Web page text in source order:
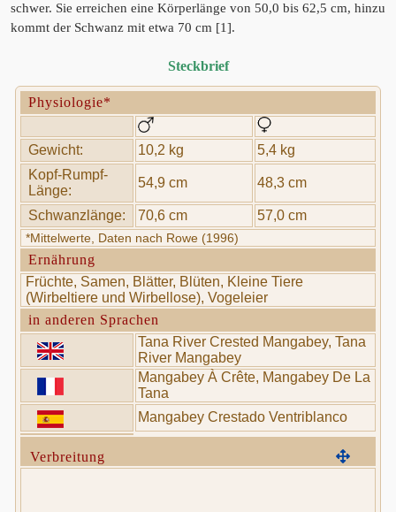
schwer. Sie erreichen eine Körperlänge von 50,0 bis 62,5 cm, hinzu
kommt der Schwanz mit etwa 70 cm [1].
Steckbrief
Physiologie*
Gewicht: 10,2 kg
5,4 kg
Kopf-Rumpf-
Länge:
54,9 cm 48,3 cm
Schwanzlänge: 70,6 cm 57,0 cm
*Mittelwerte, Daten nach Rowe (1996)
Ernährung
Früchte, Samen, Blätter, Blüten, Kleine Tiere
(Wirbeltiere und Wirbellose), Vogeleier
in anderen Sprachen
Tana River Crested Mangabey, Tana
River Mangabey
Mangabey À Crête, Mangabey De La
Tana
Mangabey Crestado Ventriblanco
Verbreitung